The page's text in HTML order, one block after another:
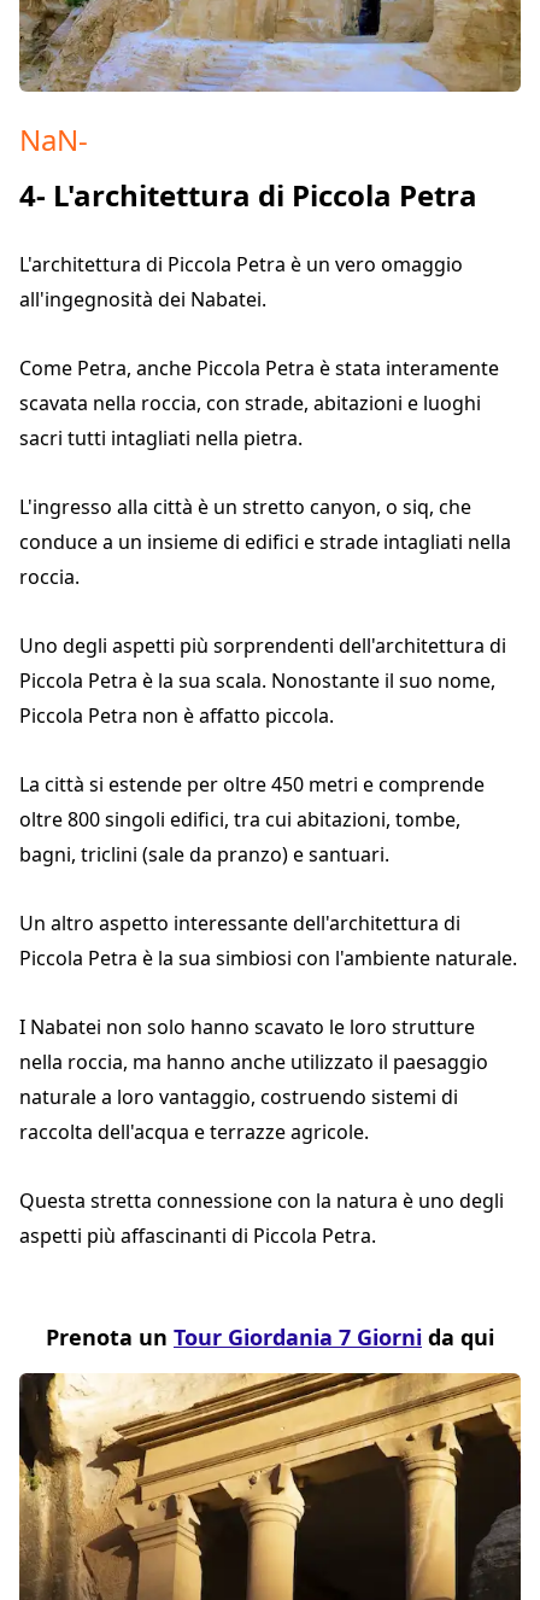
NaN-
4- L'architettura di Piccola Petra
L'architettura di Piccola Petra è un vero omaggio
all'ingegnosità dei Nabatei.
Come Petra, anche Piccola Petra è stata interamente
scavata nella roccia, con strade, abitazioni e luoghi
sacri tutti intagliati nella pietra.
L'ingresso alla città è un stretto canyon, o siq, che
conduce a un insieme di edifici e strade intagliati nella
roccia.
Uno degli aspetti più sorprendenti dell'architettura di
Piccola Petra è la sua scala. Nonostante il suo nome,
Piccola Petra non è affatto piccola.
La città si estende per oltre 450 metri e comprende
oltre 800 singoli edifici, tra cui abitazioni, tombe,
bagni, triclini (sale da pranzo) e santuari.
Un altro aspetto interessante dell'architettura di
Piccola Petra è la sua simbiosi con l'ambiente naturale.
I Nabatei non solo hanno scavato le loro strutture
nella roccia, ma hanno anche utilizzato il paesaggio
naturale a loro vantaggio, costruendo sistemi di
raccolta dell'acqua e terrazze agricole.
Questa stretta connessione con la natura è uno degli
aspetti più affascinanti di Piccola Petra.
Prenota un Tour Giordania 7 Giorni da qui